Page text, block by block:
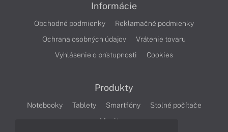
Informácie
Obchodné podmienky
Reklamačné podmienky
Ochrana osobných údajov
Vrátenie tovaru
Vyhlásenie o prístupnosti
Cookies
Produkty
Notebooky Tablety Smartfóny
Stolné počítače
Monitory